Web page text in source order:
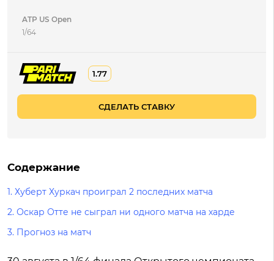
ATP US Open
1/64
1.77
СДЕЛАТЬ СТАВКУ
Содержание
1. Хуберт Хуркач проиграл 2 последних матча
2. Оскар Отте не сыграл ни одного матча на харде
3. Прогноз на матч